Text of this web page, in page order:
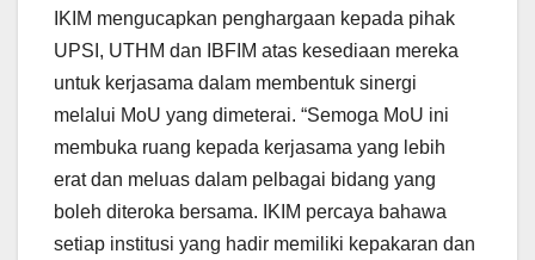
IKIM mengucapkan penghargaan kepada pihak
UPSI, UTHM dan IBFIM atas kesediaan mereka
untuk kerjasama dalam membentuk sinergi
melalui MoU yang dimeterai. “Semoga MoU ini
membuka ruang kepada kerjasama yang lebih
erat dan meluas dalam pelbagai bidang yang
boleh diteroka bersama. IKIM percaya bahawa
setiap institusi yang hadir memiliki kepakaran dan